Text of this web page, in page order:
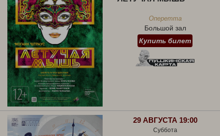
Оперетта
Большой зал
Купить билет
29 АВГУСТА 19:00
Суббота